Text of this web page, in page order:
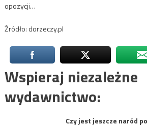
opozycji…
Źródło: dorzeczy.pl
Wspieraj niezależne
wydawnictwo:
Czy jest jeszcze naród